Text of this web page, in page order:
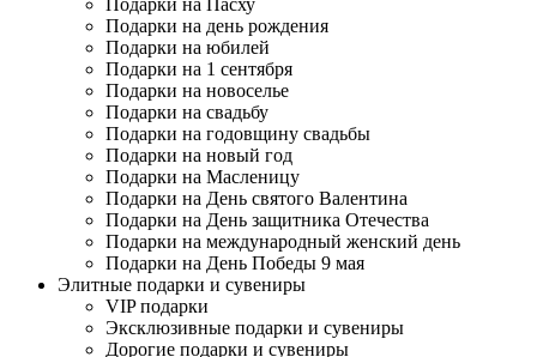
Подарки на Пасху
Подарки на день рождения
Подарки на юбилей
Подарки на 1 сентября
Подарки на новоселье
Подарки на свадьбу
Подарки на годовщину свадьбы
Подарки на новый год
Подарки на Масленицу
Подарки на День святого Валентина
Подарки на День защитника Отечества
Подарки на международный женский день
Подарки на День Победы 9 мая
Элитные подарки и сувениры
VIP подарки
Эксклюзивные подарки и сувениры
Дорогие подарки и сувениры